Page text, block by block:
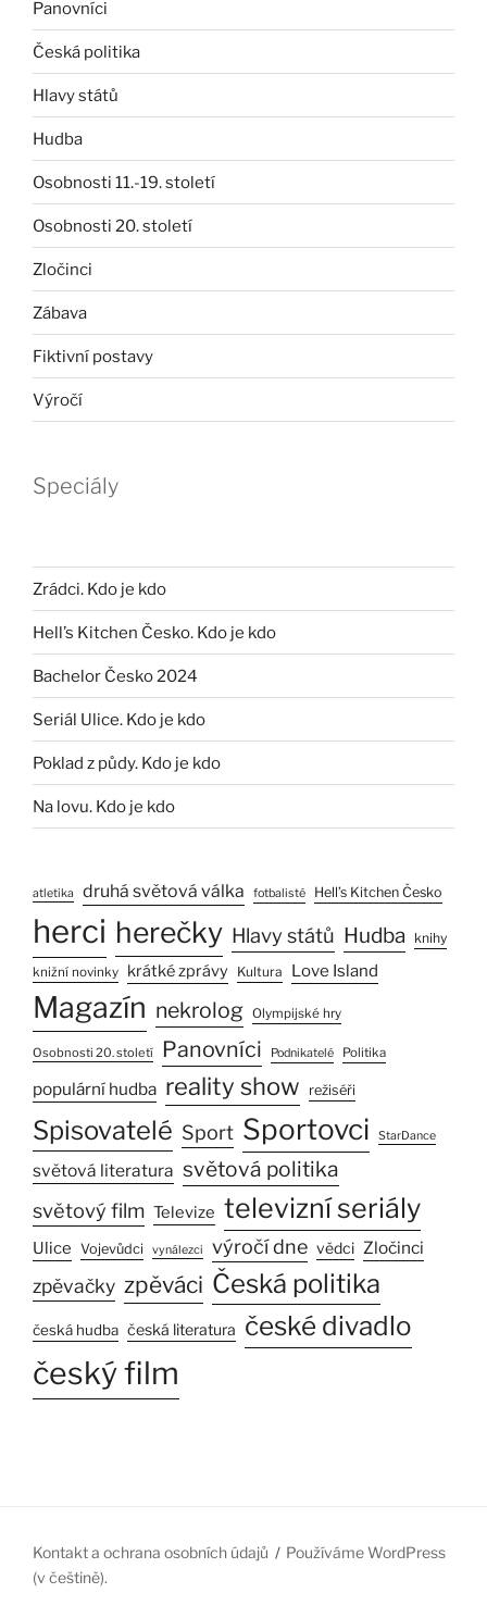
Panovníci
Česká politika
Hlavy států
Hudba
Osobnosti 11.-19. století
Osobnosti 20. století
Zločinci
Zábava
Fiktivní postavy
Výročí
Speciály
Zrádci. Kdo je kdo
Hell’s Kitchen Česko. Kdo je kdo
Bachelor Česko 2024
Seriál Ulice. Kdo je kdo
Poklad z půdy. Kdo je kdo
Na lovu. Kdo je kdo
atletika druhá světová válka fotbalisté Hell’s Kitchen Česko
herci herečky Hlavy států Hudba knihy
knižní novinky krátké zprávy Kultura Love Island
Magazín nekrolog Olympijské hry
Osobnosti 20. století Panovníci Podnikatelé Politika
populární hudba reality show režiséři
Spisovatelé Sport Sportovci StarDance
světová literatura světová politika
světový film Televize televizní seriály
Ulice Vojevůdci vynálezci výročí dne vědci Zločinci
zpěvačky zpěváci Česká politika
česká hudba česká literatura české divadlo
český film
Kontakt a ochrana osobních údajů
Používáme WordPress
(v češtině).